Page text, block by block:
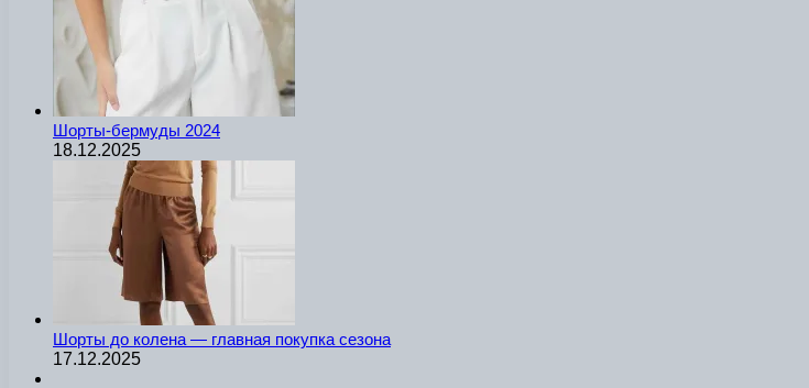
Шорты-бермуды 2024
18.12.2025
Шорты до колена — главная покупка сезона
17.12.2025